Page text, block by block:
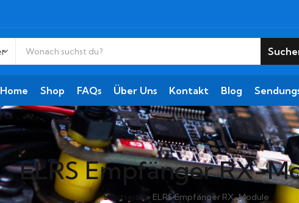
Home Shop FAQs Über Uns Kontakt Blog
ELRS Empfänger RX-
Startseite» ELRS Empfänger RX-Module